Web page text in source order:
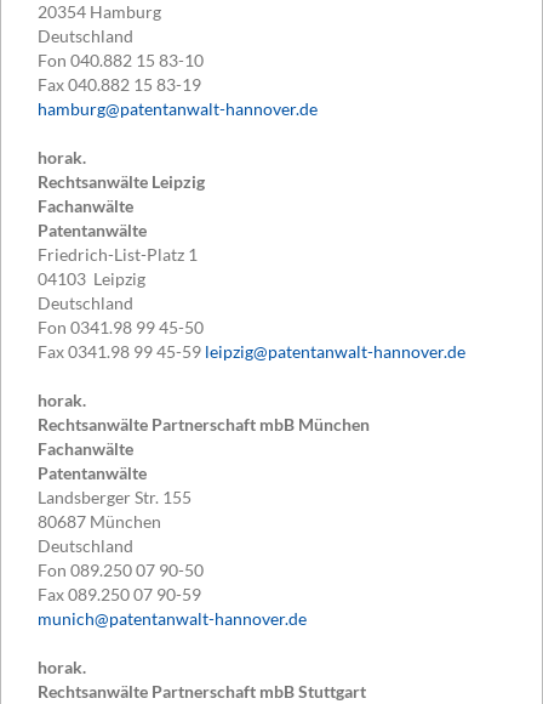
20354 Hamburg
Deutschland
Fon 040.882 15 83-10
Fax040.882 15 83-19
hamburg@patentanwalt-hannover.de
horak.
Rechtsanwälte Leipzig
Fachanwälte
Patentanwälte
Friedrich-List-Platz 1
04103 Leipzig
Deutschland
Fon 0341.98 99 45-50
Fax0341.98 99 45-59 leipzig@patentanwalt-hannover.de
horak.
Rechtsanwälte Partnerschaft mbB München
Fachanwälte
Patentanwälte
Landsberger Str. 155
80687 München
Deutschland
Fon 089.250 07 90-50
Fax089.250 07 90-59
munich@patentanwalt-hannover.de
horak.
Rechtsanwälte Partnerschaft mbB Stuttgart